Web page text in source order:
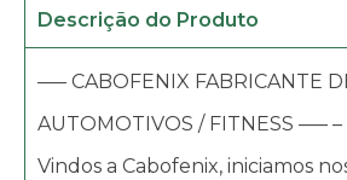
Descrição do Produto
—– CABOFENIX FABRICANTE
AUTOMOTIVOS / FITNESS —–
Vindos a Cabofenix, iniciamos